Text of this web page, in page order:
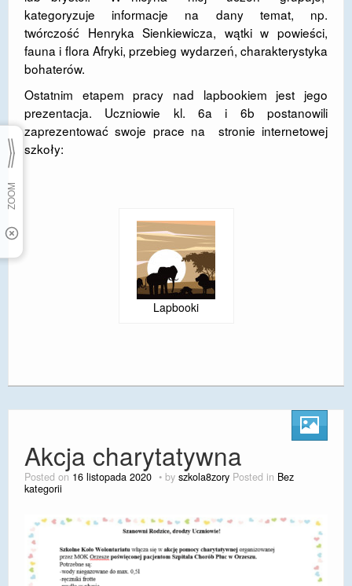
kategoryzuje informacje na dany temat, np.
twórczość Henryka Sienkiewicza, wątki w powieści,
fauna i flora Afryki, przebieg wydarzeń, charakterystyka
bohaterów.
Ostatnim etapem pracy nad lapbookiem jest jego
prezentacja. Uczniowie kl. 6a i 6b postanowili
zaprezentować swoje prace na stronie internetowej
szkoły:
Lapbooki
Akcja charytatywna
Posted on 16 listopada 2020 by szkola8zory Posted in Bez
kategorii